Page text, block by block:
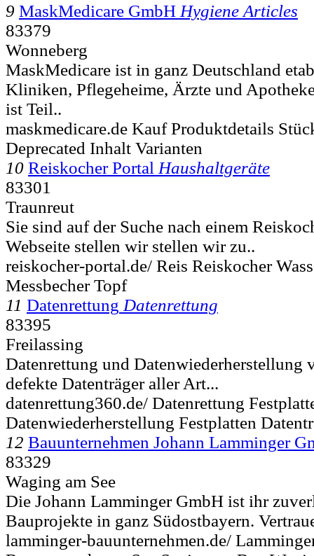
9 MaskMedicare GmbH Hygiene Articles
83379
Wonneberg
MaskMedicare ist in ganz Deutschland
Kliniken, Pflegeheime, Ärzte und
ist Teil..
maskmedicare.de Kauf Produktdetails
Deprecated Inhalt Varianten
10 Reiskocher Portal Haushaltgeräte
83301
Traunreut
Sie sind auf der Suche nach einem
Webseite stellen wir stellen wir zu..
reiskocher-portal.de/ Reis Reiskocher
Messbecher Topf
11 Datenrettung Datenrettung
83395
Freilassing
Datenrettung und Datenwiederherstellung
defekte Datenträger aller Art...
datenrettung360.de/ Datenrettung
Datenwiederherstellung Festplatten
12 Bauunternehmen Johann Lamminger
83329
Waging am See
Die Johann Lamminger GmbH ist ihr
Bauprojekte in ganz Südostbayern.
lamminger-bauunternehmen.de/